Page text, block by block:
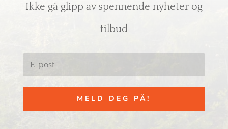
Ikke gå glipp av spennende nyheter og
tilbud
MELD DEG PÅ!